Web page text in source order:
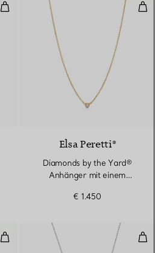
Diamonds by the Yard®
2 Materialien
Elsa Peretti®
Diamonds by the Yard®
Anhänger mit einem
€ 1.450
Diamonds by the Yard®